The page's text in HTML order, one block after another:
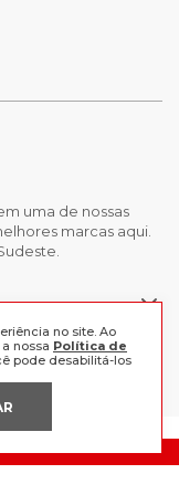
no site. Ao
nossa Política de
pode desabilitá-los
uma de nossas
marcas aqui.